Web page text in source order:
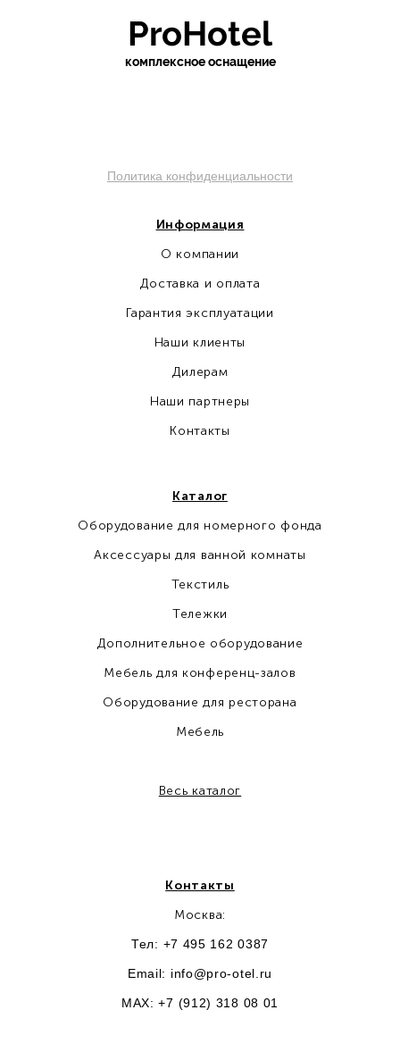
ProHotel
комплексное оснащение
Политика конфиденциальности
Информация
О компании
Доставка и оплата
Гарантия эксплуатации
Наши клиенты
Дилерам
Наши партнеры
Контакты
Каталог
Оборудование для номерного фонда
Аксессуары для ванной комнаты
Текстиль
Тележки
Дополнительное оборудование
Мебель для конференц-залов
Оборудование для ресторана
Мебель
Весь каталог
Контакты
Москва:
Тел: +7 495 162 0387
Email: info@pro-otel.ru
MAX: +7 (912) 318 08 01